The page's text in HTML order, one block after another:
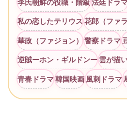
李氏朝鮮の役職・階級 法廷ドラ
私の恋したテリウス 花郎（ファ
華政（ファジョン） 警察ドラマ
逆賊ーホン・ギルドンー 雲が描
青春ドラマ 韓国映画 風刺ドラマ